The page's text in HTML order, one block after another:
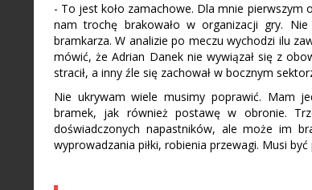
- To jest koło zamachowe. Dla mnie
nam trochę brakowało w organizacji gry.
bramkarza. W analizie po meczu wychodzi ilu
mówić, że Adrian Danek nie wywiązał się z
stracił, a inny źle się zachował w bocznym
Nie ukrywam wiele musimy poprawić. Mam
bramek, jak również postawę w obronie.
doświadczonych napastników, ale może im
wyprowadzania piłki, robienia przewagi. Musi